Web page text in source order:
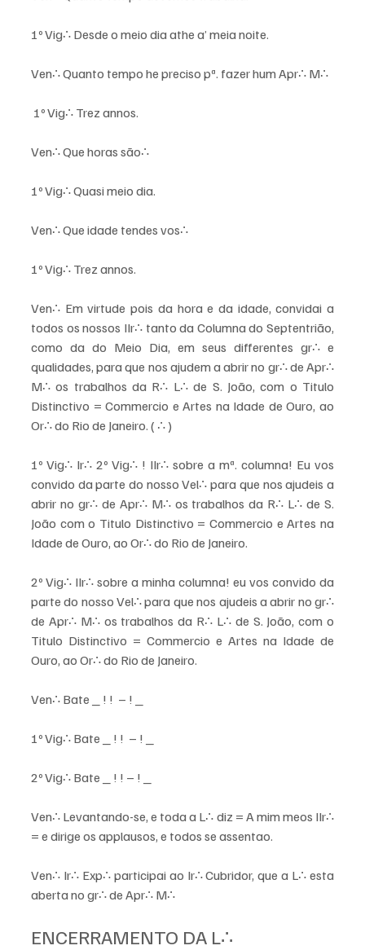
1º Vig∴ Desde o meio dia athe a’ meia noite.
Ven∴ Quanto tempo he preciso pª. fazer hum Apr∴ M∴
1º Vig∴ Trez annos.
Ven∴ Que horas são∴
1º Vig∴ Quasi meio dia.
Ven∴ Que idade tendes vos∴
1º Vig∴ Trez annos.
Ven∴ Em virtude pois da hora e da idade, convidai a
todos os nossos IIr∴ tanto da Columna do Septentrião,
como da do Meio Dia, em seus differentes gr∴ e
qualidades, para que nos ajudem a abrir no gr∴ de Apr∴
M∴ os trabalhos da R∴ L∴ de S. João, com o Titulo
Distinctivo = Commercio e Artes na Idade de Ouro, ao
Or∴ do Rio de Janeiro. ( ∴ )
1º Vig∴ Ir∴ 2º Vig∴ ! IIr∴ sobre a mª. columna! Eu vos
convido da parte do nosso Vel∴ para que nos ajudeis a
abrir no gr∴ de Apr∴ M∴ os trabalhos da R∴ L∴ de S.
João com o Titulo Distinctivo = Commercio e Artes na
Idade de Ouro, ao Or∴ do Rio de Janeiro.
2º Vig∴ IIr∴ sobre a minha columna! eu vos convido da
parte do nosso Vel∴ para que nos ajudeis a abrir no gr∴
de Apr∴ M∴ os trabalhos da R∴ L∴ de S. João, com o
Titulo Distinctivo = Commercio e Artes na Idade de
Ouro, ao Or∴ do Rio de Janeiro.
Ven∴ Bate _ ! !  – ! _
1º Vig∴ Bate _ ! !  – ! _
2º Vig∴ Bate _ ! ! – ! _
Ven∴ Levantando-se, e toda a L∴ diz = A mim meos IIr∴
= e dirige os applausos, e todos se assentao.
Ven∴ Ir∴ Exp∴ participai ao Ir∴ Cubridor, que a L∴ esta
aberta no gr∴ de Apr∴ M∴
ENCERRAMENTO DA L∴